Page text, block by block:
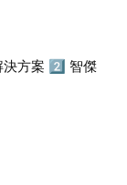
決方案 2️⃣ 智傑